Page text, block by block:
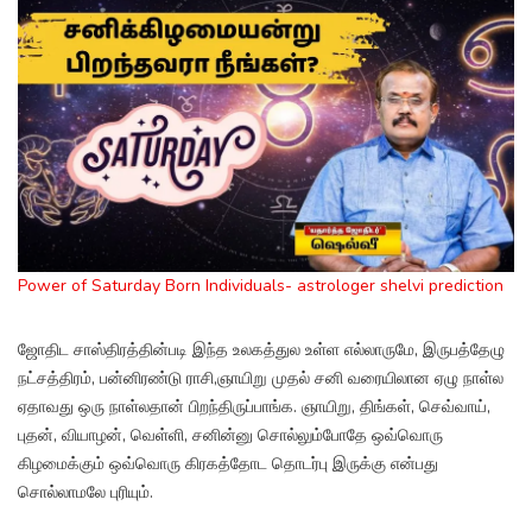
Power of Saturday Born Individuals- astrologer shelvi prediction
ஜோதிட சாஸ்திரத்தின்படி இந்த உலகத்துல உள்ள எல்லாருமே, இருபத்தேழு
நட்சத்திரம், பன்னிரண்டு ராசி,ஞாயிறு முதல் சனி வரையிலான ஏழு நாள்ல
ஏதாவது ஒரு நாள்லதான் பிறந்திருப்பாங்க. ஞாயிறு, திங்கள், செவ்வாய்,
புதன், வியாழன், வெள்ளி, சனின்னு சொல்லும்போதே ஒவ்வொரு
கிழமைக்கும் ஒவ்வொரு கிரகத்தோட தொடர்பு இருக்கு என்பது
சொல்லாமலே புரியும்.